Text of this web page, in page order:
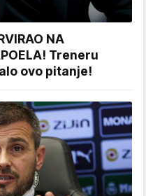
NA
Treneru
ovo pitanje!